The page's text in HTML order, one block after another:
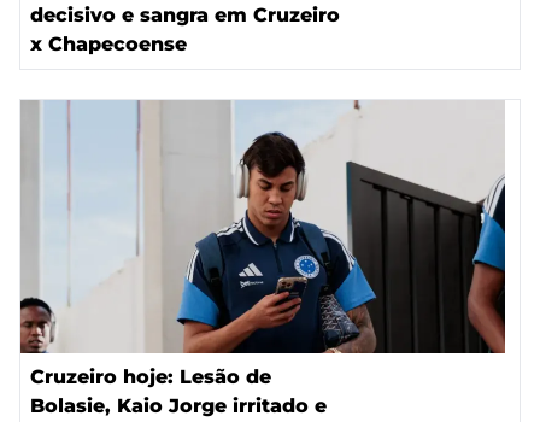
decisivo e sangra em Cruzeiro
x Chapecoense
Cruzeiro hoje: Lesão de
Bolasie, Kaio Jorge irritado e